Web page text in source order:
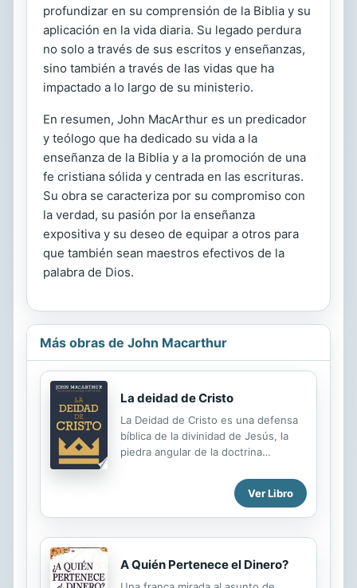
profundizar en su comprensión de la Biblia y su
aplicación en la vida diaria. Su legado perdura
no solo a través de sus escritos y enseñanzas,
sino también a través de las vidas que ha
impactado a lo largo de su ministerio.
En resumen, John MacArthur es un predicador
y teólogo que ha dedicado su vida a la
enseñanza de la Biblia y a la promoción de una
fe cristiana sólida y centrada en las escrituras.
Su obra se caracteriza por su compromiso con
la verdad, su pasión por la enseñanza
expositiva y su deseo de equipar a otros para
que también sean maestros efectivos de la
palabra de Dios.
Más obras de John Macarthur
La deidad de Cristo
La Deidad de Cristo es una defensa
bíblica de la divinidad de Jesús, la
piedra angular de la doctrina
de textos del Nuevo Testamento, el
pastor y teólogo John MacArthur
explora cómo Jesús es Dios, y por
Cristo, y por lo tanto tu amor por Él,
Ver Libro
A Quién Pertenece el Dinero?